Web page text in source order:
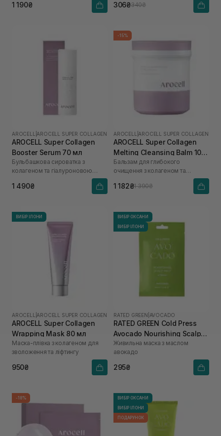
1 190₴ 306₴340₴
AROCELL AROCELL SUPER COLLAGEN
AROCELL Super Collagen
Booster Serum 70 мл
Бульбашкова сироватка з
колагеном та гіалуроновою
1 490₴
-15%
AROCELL AROCELL SUPER COLLAGEN
AROCELL Super Collagen
Melting Cleansing Balm 100
г
Бальзам для глибокого
очищення з колагеном та
1 182₴1 390₴
ВИБІР ІЛОНИ
AROCELL AROCELL SUPER COLLAGEN
AROCELL Super Collagen
Wrapping Mask 80 мл
Маска-плівка з колагеном для
зволоження та ліфтингу
950₴
ВИБІР ОКСАНИ
ВИБІР ІЛОНИ
RATED GREEN AVOCADO
RATED GREEN Cold Press
Avocado Nourishing Scalp
Pack 50 мл
Живильна маска з маслом
авокадо
295₴
-18%
ВИБІР ОКСАНИ
ВИБІР ІЛОНИ
ПОДАРУНОК